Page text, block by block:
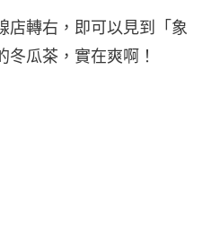
店轉右，即可以見到「象
瓜茶，實在爽啊！